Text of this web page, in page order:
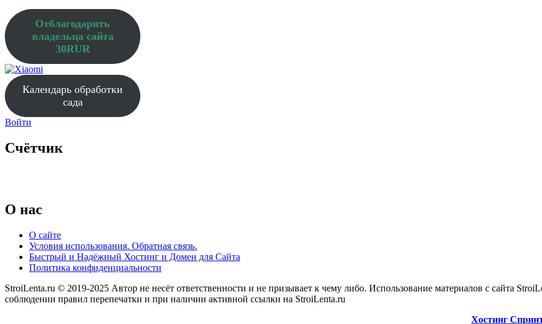
Отблагодарить
владельца сайта
30RUR
Календарь обработки
сада
Войти
Счётчик
O нас
О сайте
Условия использования. Обратная связь.
Быстрый и Надёжный Хостинг и Домен для Сайта
Политика конфиденциальности
StroiLenta.ru © 2019-2025 Автор не несёт ответственности и не призывает к чему либо. Использование материалов с сайта
соблюдении правил перепечатки и при наличии активной ссылки на StroiLenta.ru
Хостинг